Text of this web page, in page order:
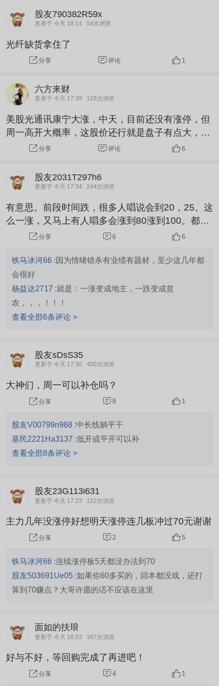
股友790382R59x
发表于 今天 18:14 54次浏览
光纤缺货拿住了
分享 评论 1
六方来财
发表于 今天 17:39 128次浏览
美股光通讯康宁大涨，中天，目前还没有涨停，但
周一高开大概率，这股价还行就是盘子有点大，题
材业绩没问题，周一部分人觉得可能会回调，如果
分享 评论 6
股友2031T297h6
更新于 今天 17:34 244次浏览
有意思。前段时间跌，很多人唱说会到20，25。这
么一涨，又马上有人唱多会涨到80涨到100。都怎
分享 6 6
铁马冰河66 :因为情绪错杀有业绩有题材，至少这几年都
会很好
杨益达2717 :就是：一涨变成地主，一跌变成贫
农，，，！！！
查看全部6条评论 >
股友sDsS35
更新于 今天 17:30 400次浏览
大神们，周一可以补仓吗？
分享 8 1
股友V00799n968 :中长线躺平干
基民2221Ha3137 :低开或平开可以补
查看全部8条评论 >
股友23G113i631
更新于 今天 17:23 122次浏览
主力几年没涨停好想明天涨停连几板冲过70元谢谢
分享 2 5
铁马冰河66 :连续涨停板5天都没办法到70
股友503691Ue05 :如果你60多买的，回本都没戏，还打
算到70赚点？大哥许愿的话不应该在这里
面如的扶琅
更新于 今天 16:53 167次浏览
好与不好，等回购完成了再进吧！
分享 4 1